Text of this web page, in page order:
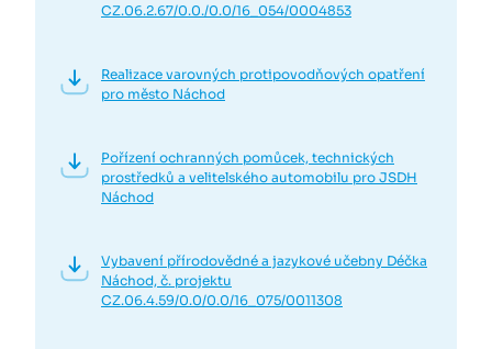
CZ.06.2.67/0.0./0.0/16_054/0004853
Realizace varovných protipovodňových opatření
pro město Náchod
Pořízení ochranných pomůcek, technických
prostředků a velitelského automobilu pro JSDH
Náchod
Vybavení přírodovědné a jazykové učebny Déčka
Náchod, č. projektu
CZ.06.4.59/0.0/0.0/16_075/0011308